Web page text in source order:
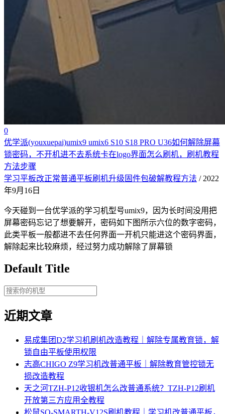
0
优学派(youxuepai)umix9 umix6 S10 S18 PRO U36如何解除屏幕
锁密码，不开机进不去系统卡在logo界面怎么刷机，刷机教程
方法步骤
学习平板改正常普通平板刷机升级固件包破解教程方法 / 2022
年9月16日
今天碰到一台优学派的学习机型号umix9，因为长时间没用把
屏幕密码忘记了想要解开，密码如下图所示六位的数字密码，
此类平板一般都进不去任何界面一开机只能进这个密码界面，
解除起来比较麻烦，经过努力成功解除了屏幕锁
Default Title
近期文章
易成集团D2学习机刷机改造教程｜解除专属教育锁，解
锁自由平板使用权限
志高CHIGO Z9学习机改普通平板｜解除教育管控锁无
损改造教程
天之河TZH-P12收银机怎么改普通系统？TZH-P12刷机
开放第三方应用全教程